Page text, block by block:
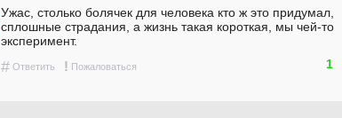
Ужас, столько болячек для человека кто ж это придумал,
сплошные страдания, а жизнь такая короткая, мы чей-то
эксперимент.
# Ответить ! Пожаловаться 1